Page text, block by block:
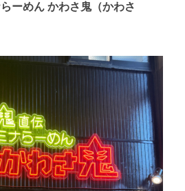
ーめん かわさ鬼（かわさ